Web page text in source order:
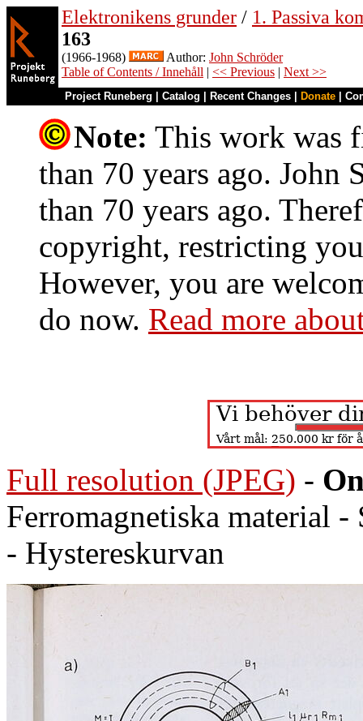
Elektronikens grunder / 1. Passiva
163
(1966-1968) Author: John Schröder
Table of Contents / Innehåll | << Previous | Next >>
Project Runeberg Catalog Recent Changes Donate
Note: This work was
than 70 years ago. John
than 70 years ago.
copyright, restricting
However, you are
do now. Read more
Full resolution (JPEG) -
Ferromagnetiska material -
- Hystereskurvan